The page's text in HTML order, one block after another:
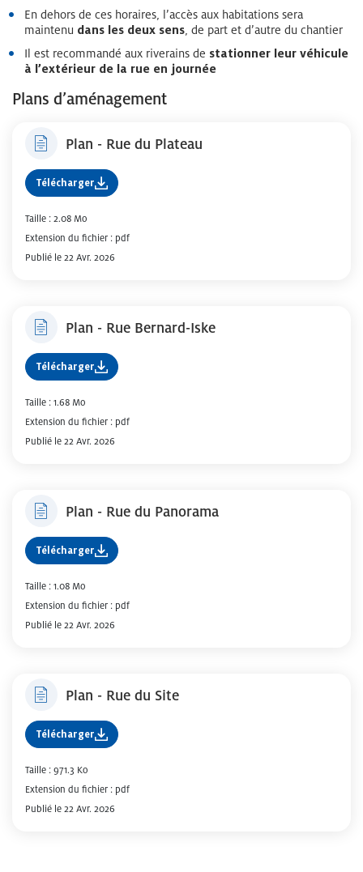
En dehors de ces horaires, l’accès aux habitations sera
maintenu dans les deux sens , de part et d’autre du chantier
Il est recommandé aux riverains de stationner leur véhicule
à l’extérieur de la rue en journée
Plans d’aménagement
Plan - Rue du Plateau
Télécharger
Taille : 2.08 Mo
Extension du fichier : pdf
Publié le 22 Avr. 2026
Plan - Rue Bernard-Iske
Télécharger
Taille : 1.68 Mo
Extension du fichier : pdf
Publié le 22 Avr. 2026
Plan - Rue du Panorama
Télécharger
Taille : 1.08 Mo
Extension du fichier : pdf
Publié le 22 Avr. 2026
Plan - Rue du Site
Télécharger
Taille : 971.3 Ko
Extension du fichier : pdf
Publié le 22 Avr. 2026